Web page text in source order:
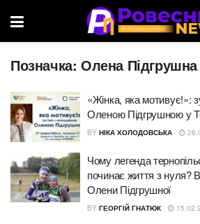
Позначка: Олена Підгрушна
«Жінка, яка мотивує!»:
Оленою Підгрушною у
BY НІКА ХОЛОДОВСЬКА
Чому легенда
починає життя з нуля?
Олени Підгрушної
BY ГЕОРГІЙ ГНАТЮК